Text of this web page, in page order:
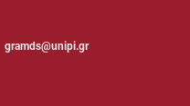
gramds@unipi.gr